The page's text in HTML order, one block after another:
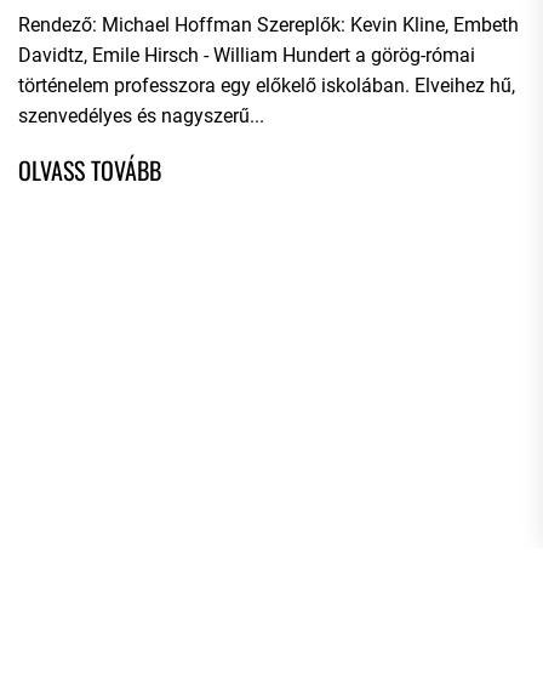
Rendező: Michael Hoffman Szereplők: Kevin Kline, Embeth
Davidtz, Emile Hirsch - William Hundert a görög-római
történelem professzora egy előkelő iskolában. Elveihez hű,
szenvedélyes és nagyszerű...